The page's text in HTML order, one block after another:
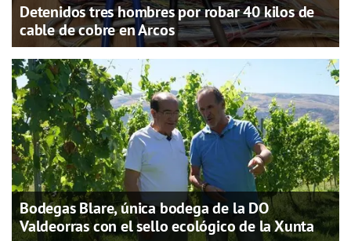
Detenidos tres hombres por robar 40 kilos de
cable de cobre en Arcos
Bodegas Blare, única bodega de la DO
Valdeorras con el sello ecológico de la Xunta